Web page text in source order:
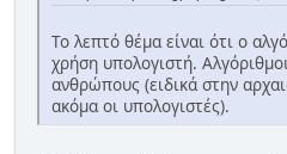
Το λεπτό θέμα είναι ότι ο
χρήση υπολογιστή.
ανθρώπους (ειδικά στην
ακόμα οι υπολογιστές).